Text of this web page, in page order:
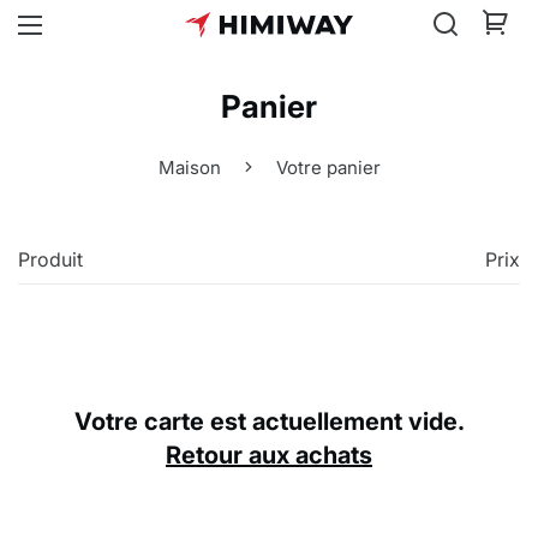
Panier
Maison Votre panier
Produit Prix
Votre carte est actuellement vide.
Retour aux achats